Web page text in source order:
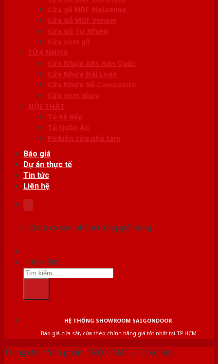
Cửa gỗ MDF Melamine
Cửa Gỗ MDF Veneer
Cửa Gỗ Tự Nhiên
Cửa vòm gỗ
CỬA NHỰA
Cửa Nhựa ABS Hàn Quốc
Cửa Nhựa Đài Loan
Cửa Nhựa Gỗ Composite
Cửa vòm nhựa
NỘI THẤT
Tủ Kệ Bếp
Tủ Quần Áo
Phụ kiện cửa nhà tắm
Báo giá
Dự án thực tế
Tin tức
Liên hệ
Chưa có sản phẩm trong giỏ hàng.
Tìm kiếm:
HỆ THỐNG SHOWROOM SAIGONDOOR
Báo giá cửa sắt, cửa thép chính hãng giá tốt nhất tại TP.HCM
Trang chủ /Sản phẩm / NỘI THẤT / Tủ Kệ Bếp